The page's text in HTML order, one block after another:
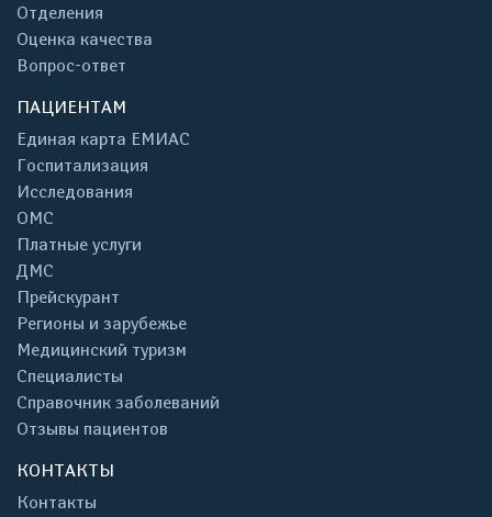
Отделения
Оценка качества
Вопрос-ответ
ПАЦИЕНТАМ
Единая карта ЕМИАС
Госпитализация
Исследования
ОМС
Платные услуги
ДМС
Прейскурант
Регионы и зарубежье
Медицинский туризм
Специалисты
Справочник заболеваний
Отзывы пациентов
КОНТАКТЫ
Контакты